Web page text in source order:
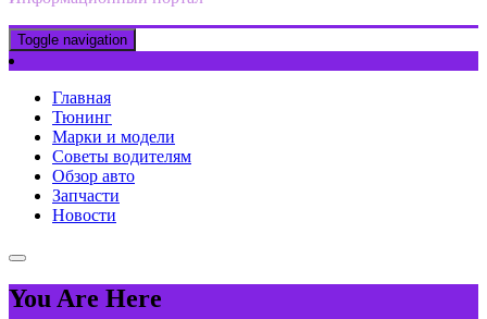
Toggle navigation
Главная
Тюнинг
Марки и модели
Советы водителям
Обзор авто
Запчасти
Новости
You Are Here